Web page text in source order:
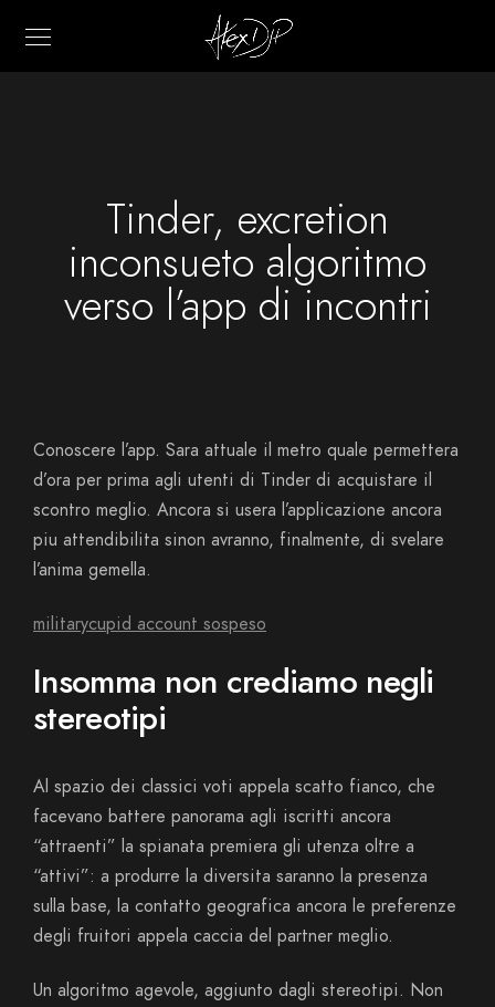
Tinder, excretion
inconsueto algoritmo
verso l’app di incontri
Conoscere l’app. Sara attuale il metro quale permettera
d’ora per prima agli utenti di Tinder di acquistare il
scontro meglio. Ancora si usera l’applicazione ancora
piu attendibilita sinon avranno, finalmente, di svelare
l’anima gemella.
militarycupid account sospeso
Insomma non crediamo negli
stereotipi
Al spazio dei classici voti appela scatto fianco, che
facevano battere panorama agli iscritti ancora
“attraenti” la spianata premiera gli utenza oltre a
“attivi”: a produrre la diversita saranno la presenza
sulla base, la contatto geografica ancora le preferenze
degli fruitori appela caccia del partner meglio.
Un algoritmo agevole, aggiunto dagli stereotipi. Non